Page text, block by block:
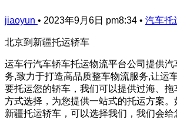
jiaoyun • 2023年9月6日 pm8:34 • 汽车托
北京到新疆托运轿车
运车行汽车轿车托运物流平台公司提供汽
务,致力于打造高品质整车物流服务,让运
要托运您的轿车，我们可以提供过海、
方式选择，为您提供一站式的托运方案。
新疆托运轿车，可以选择我们，我们会给